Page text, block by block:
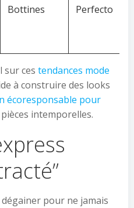
Bottines Perfecto
ces tendances mode
à construire des looks
écoresponsable pour
intemporelles.
pour ne jamais